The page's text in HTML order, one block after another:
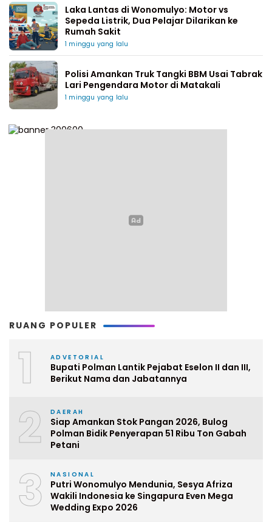
Laka Lantas di Wonomulyo: Motor vs
Sepeda Listrik, Dua Pelajar Dilarikan ke
Rumah Sakit
1 minggu yang lalu
Polisi Amankan Truk Tangki BBM Usai Tabrak
Lari Pengendara Motor di Matakali
1 minggu yang lalu
RUANG POPULER
1 ADVETORIAL
Bupati Polman Lantik Pejabat Eselon II dan III,
Berikut Nama dan Jabatannya
2 DAERAH
Siap Amankan Stok Pangan 2026, Bulog
Polman Bidik Penyerapan 51 Ribu Ton Gabah
Petani
3 NASIONAL
Putri Wonomulyo Mendunia, Sesya Afriza
Wakili Indonesia ke Singapura Even Mega
Wedding Expo 2026